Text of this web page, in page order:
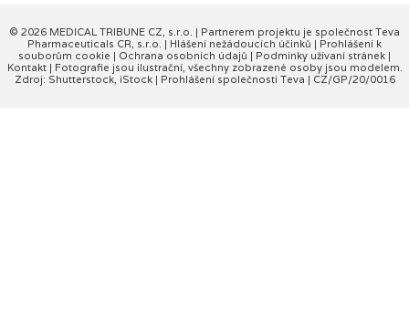
© 2026 MEDICAL TRIBUNE CZ, s.r.o. | Partnerem projektu je společnost Teva
Pharmaceuticals CR, s.r.o. | Hlášení nežádoucích účinků | Prohlášení k
souborům cookie | Ochrana osobních údajů | Podmínky užívaní stránek |
Kontakt | Fotografie jsou ilustrační, všechny zobrazené osoby jsou modelem.
Zdroj: Shutterstock, iStock | Prohlášení společnosti Teva | CZ/GP/20/0016